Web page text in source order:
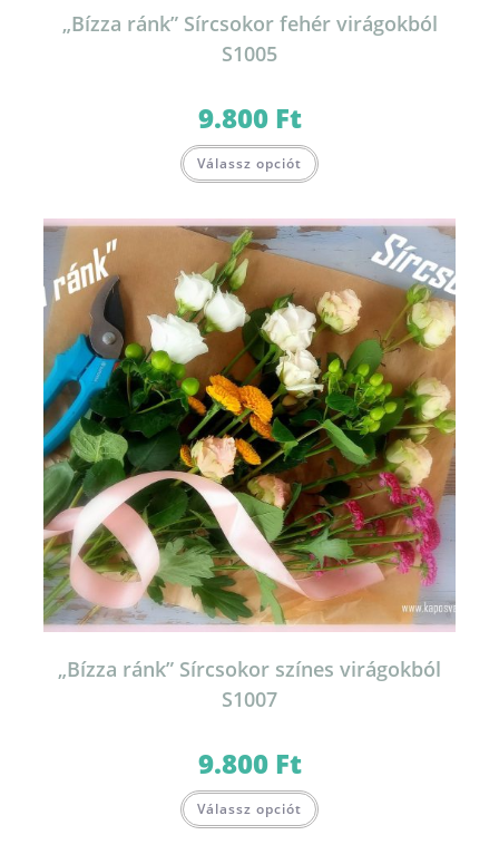
„Bízza ránk” Sírcsokor fehér virágokból
S1005
9.800 Ft
Válassz opciót
„Bízza ránk” Sírcsokor színes virágokból
S1007
9.800 Ft
Válassz opciót